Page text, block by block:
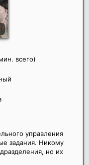
всего)
управления
задания. Никому
но их